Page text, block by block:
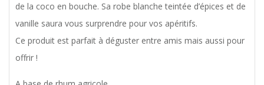
de la coco en bouche. Sa robe blanche teintée d’épices et de
vanille saura vous surprendre pour vos apéritifs.
Ce produit est parfait à déguster entre amis mais aussi pour
offrir !